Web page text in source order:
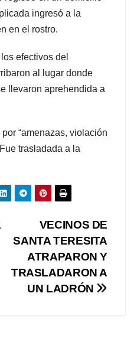
ingresó a la
en el rostro.
efectivos del
al lugar donde
llevaron aprehendida a
“amenazas, violación
trasladada a la
VECINOS DE
SANTA TERESITA
ATRAPARON Y
TRASLADARON A
UN LADRÓN